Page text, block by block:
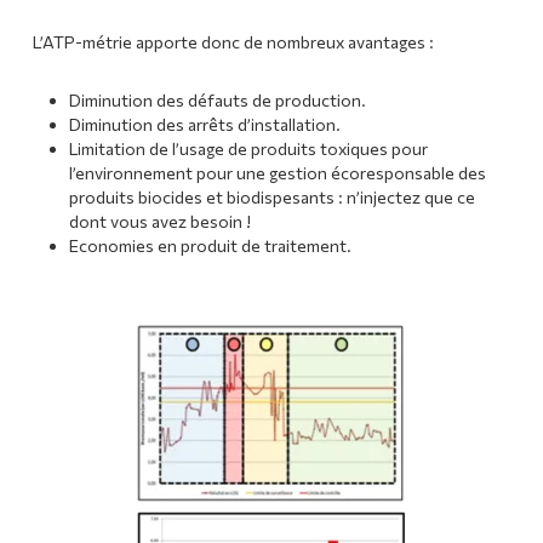
L’ATP-métrie apporte donc de nombreux avantages :
Diminution des défauts de production.
Diminution des arrêts d’installation.
Limitation de l’usage de produits toxiques pour
l’environnement pour une gestion écoresponsable des
produits biocides et biodispesants : n’injectez que ce
dont vous avez besoin !
Economies en produit de traitement.